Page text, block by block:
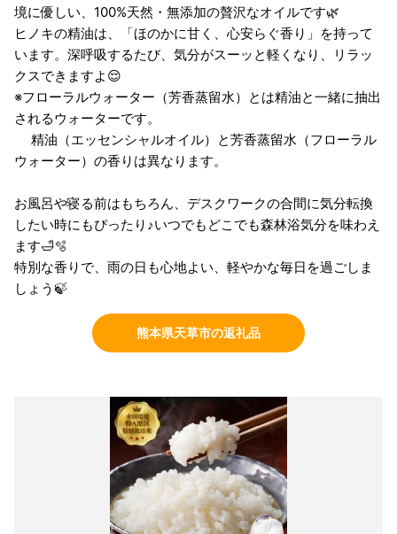
境に優しい、100%天然・無添加の贅沢なオイルです🌿
ヒノキの精油は、「ほのかに甘く、心安らぐ香り」を持って
います。深呼吸するたび、気分がスーッと軽くなり、リラッ
クスできますよ😌
※フローラルウォーター（芳香蒸留水）とは精油と一緒に抽出
されるウォーターです。
精油（エッセンシャルオイル）と芳香蒸留水（フローラル
ウォーター）の香りは異なります。
お風呂や寝る前はもちろん、デスクワークの合間に気分転換
したい時にもぴったり♪いつでもどこでも森林浴気分を味わえ
ます🛁🫧
特別な香りで、雨の日も心地よい、軽やかな毎日を過ごしま
しょう🍃
熊本県天草市の返礼品